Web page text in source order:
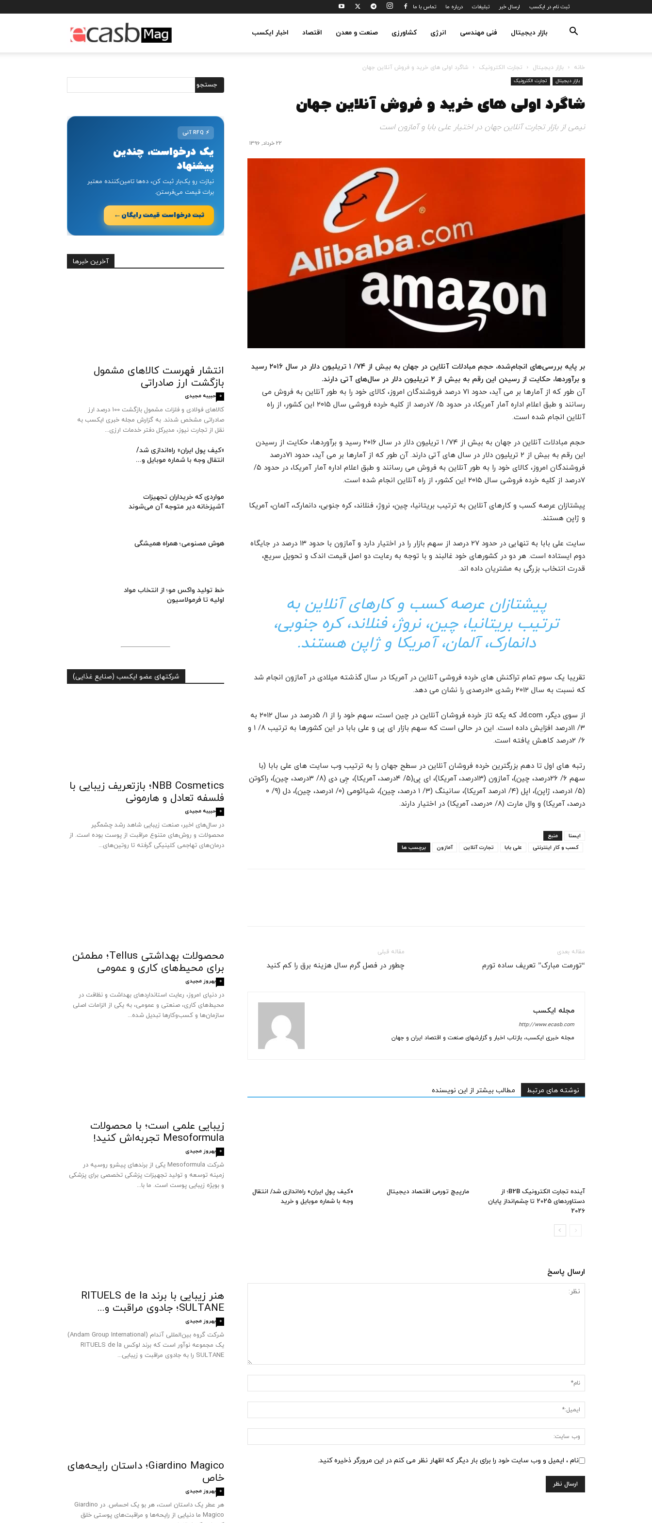
ثبت نام در ایکسب ارسال خبر تبلیغات درباره ما تماس با ما
اخبار ایکسب اقتصاد صنعت و معدن کشاورزی انرژی فنی مهندسی بازار دیجیتال
خانه بازار دیجیتال تجارت الکترونیک شاگرد اولی های خرید و فروش آنلاین جهان
بازار دیجیتال تجارت الکترونیک
شاگرد اولی های خرید و فروش آنلاین جهان
نیمی از بازار تجارت آنلاین جهان در اختیار علی بابا و آمازون است
22 خرداد, 1396
بر پایه بررسی‌های انجام‌شده، حجم مبادلات آنلاین در جهان به بیش از ۷۴/ ۱ تریلیون دلار در سال ۲۰۱۶ رسید
و برآوردها، حکایت از رسیدن این رقم به بیش از ۲ تریلیون دلار در سال‌های آتی دارند.
آن طور که از آمارها بر می آید، حدود ۷۱ درصد فروشندگان امروز، کالای خود را به طور آنلاین به فروش می
رسانند و طبق اعلام اداره آمار آمریکا، در حدود ۵/ ۷درصد از کلیه خرده فروشی سال ۲۰۱۵ این کشور، از راه
آنلاین انجام شده است.
حجم مبادلات آنلاین در جهان به بیش از ۷۴/ ۱ تریلیون دلار در سال ۲۰۱۶ رسید و برآوردها، حکایت از رسیدن
این رقم به بیش از ۲ تریلیون دلار در سال های آتی دارند. آن طور که از آمارها بر می آید، حدود ۷۱درصد
فروشندگان امروز، کالای خود را به طور آنلاین به فروش می رسانند و طبق اعلام اداره آمار آمریکا، در حدود ۵/
۷درصد از کلیه خرده فروشی سال ۲۰۱۵ این کشور، از راه آنلاین انجام شده است.
پیشتازان عرصه کسب و کارهای آنلاین به ترتیب بریتانیا، چین، نروژ، فنلاند، کره جنوبی، دانمارک، آلمان، آمریکا
و ژاپن هستند.
سایت علی بابا به تنهایی در حدود ۲۷ درصد از سهم بازار را در اختیار دارد و آمازون با حدود ۱۳ درصد در جایگاه
دوم ایستاده است. هر دو در کشورهای خود غالبند و با توجه به رعایت دو اصل قیمت اندک و تحویل سریع،
قدرت انتخاب بزرگی به مشتریان داده اند.
پیشتازان عرصه کسب و کارهای آنلاین به
ترتیب بریتانیا، چین، نروژ، فنلاند، کره جنوبی،
دانمارک، آلمان، آمریکا و ژاپن هستند.
تقریبا یک سوم تمام تراکنش های خرده فروشی آنلاین در آمریکا در سال گذشته میلادی در آمازون انجام شد
که نسبت به سال ۲۰۱۲ رشدی ۱۰درصدی را نشان می دهد.
از سوی دیگر، Jd.com که یکه تاز خرده فروشان آنلاین در چین است، سهم خود را از ۱/ ۵درصد در سال ۲۰۱۲ به
۳/ ۱۱درصد افزایش داده است. این در حالی است که سهم بازار ای بِی و علی بابا در این کشورها به ترتیب ۸/ ۱ و
۶/ ۲درصد کاهش یافته است.
رتبه های اول تا دهم بزرگترین خرده فروشان آنلاین در سطح جهان را به ترتیب وب سایت های علی بابا (با
سهم ۶/ ۲۶درصد، چین)، آمازون (۱۳درصد، آمریکا)، ای بِی(۵/ ۴درصد، آمریکا)، جِی دی (۸/ ۳درصد، چین)، راکوتن
(۵/ ۱درصد، ژاپن)، اپل (۴/ ۱درصد آمریکا)، سانینگ (۳/ ۱ درصد، چین)، شیائومی (۰/ ۱درصد، چین)، دل (۹/ ۰
درصد، آمریکا) و وال مارت (۸/ ۰درصد، آمریکا) در اختیار دارند.
منبع
ایسنا
برچسب ها
آمازون تجارت آنلاین علی بابا کسب و کار اینترنتی
مقاله قبلی
چطور در فصل گرم سال هزینه برق را کم کنید
مقاله بعدی
“تورمت مبارک” تعریف ساده تورم
مجله ایکسب
http://www.ecasb.com
مجله خبری ایکسب، بازتاب اخبار و گزارشهای صنعت و اقتصاد ایران و جهان
نوشته های مرتبط مطالب بیشتر از این نویسنده
«کیف پول ایران» راه‌اندازی شد/ انتقال
وجه با شماره موبایل و خرید
مارپیچ تورمی اقتصاد دیجیتال
آینده تجارت الکترونیک B2B؛ از
دستاوردهای 2025 تا چشم‌انداز پایان
2026
ارسال پاسخ
نام ، ایمیل و وب سایت خود را برای بار دیگر که اظهار نظر می کنم در این مرورگر ذخیره کنید.
⚡
یک درخواست، چندین
پیشنهاد
نیازت رو یک‌بار ثبت کن، ده‌ها تامین‌کننده معتبر
برات قیمت می‌فرستن.
ثبت درخواست قیمت رایگان ←
آخرین خبرها
انتشار فهرست کالاهای مشمول
بازگشت ارز صادراتی
حبیبه مجیدی 0
کالاهای فولادی و فلزات مشمول بازگشت 100 درصد ارز
صادراتی مشخص شدند. به گزارش مجله خبری ایکسب به
نقل از تجارت نیوز، مدیرکل دفتر خدمات ارزی...
«کیف پول ایران» راه‌اندازی شد/
انتقال وجه با شماره موبایل و...
مواردی که خریداران تجهیزات
آشپزخانه دیر متوجه آن می‌شوند
هوش مصنوعی؛ همراه همیشگی
خط تولید واکس مو؛ از انتخاب مواد
اولیه تا فرمولاسیون
شرکتهای عضو ایکسب (صنایع غذایی)
NBB Cosmetics؛ بازتعریف زیبایی با
فلسفه تعادل و هارمونی
حبیبه مجیدی 0
در سال‌های اخیر، صنعت زیبایی شاهد رشد چشمگیر
محصولات و روش‌های متنوع مراقبت از پوست بوده است. از
درمان‌های تهاجمی کلینیکی گرفته تا روتین‌های...
محصولات بهداشتی Tellus؛ مطمئن
برای محیط‌های کاری و عمومی
بهروز مجیدی 0
در دنیای امروز، رعایت استانداردهای بهداشت و نظافت در
محیط‌های کاری، صنعتی و عمومی، به یکی از الزامات اصلی
سازمان‌ها و کسب‌وکارها تبدیل شده...
زیبایی علمی است؛ با محصولات
Mesoformula تجربه‌اش کنید!
بهروز مجیدی 0
شرکت Mesoformula یکی از برندهای پیشرو روسیه در
زمینه توسعه و تولید تجهیزات پزشکی تخصصی برای پزشکی
و بویژه زیبایی پوست است. ما با...
هنر زیبایی با برند RITUELS de la
SULTANE؛ جادوی مراقبت و...
بهروز مجیدی 0
شرکت گروه بین‌المللی آندام (Andam Group International)
یک مجموعه نوآور است که برند لوکس RITUELS de la
SULTANE را به جادوی مراقبت و زیبایی...
Giardino Magico؛ داستان رایحه‌های
خاص
بهروز مجیدی 0
هر عطر یک داستان است، هر بو یک احساس. در Giardino
Magico ما دنیایی از رایحه‌ها و مراقبت‌های پوستی خلق